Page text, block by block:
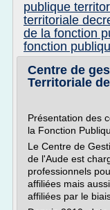
publique
territoriale
de la fonction
fonction
Centre de
Territoriale
Présentation des
la Fonction
Le Centre de
de l'Aude est
professionnels
affiliées mais
affiliées par le